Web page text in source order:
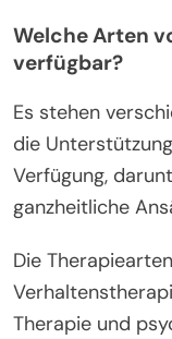
Welche Arten
verfügbar?
Es stehen
die
Verfügung,
ganzheitliche
Die
Therapie und